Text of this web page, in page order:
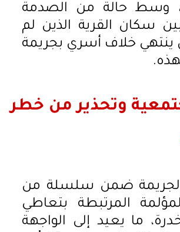
وسط حالة من الصدمة
سكان القرية الذين لم
ينتهي خلاف أسري بجريمة
وتحذير من خطر
الجريمة ضمن سلسلة من
المرتبطة بتعاطي
ما يعيد إلى الواجهة